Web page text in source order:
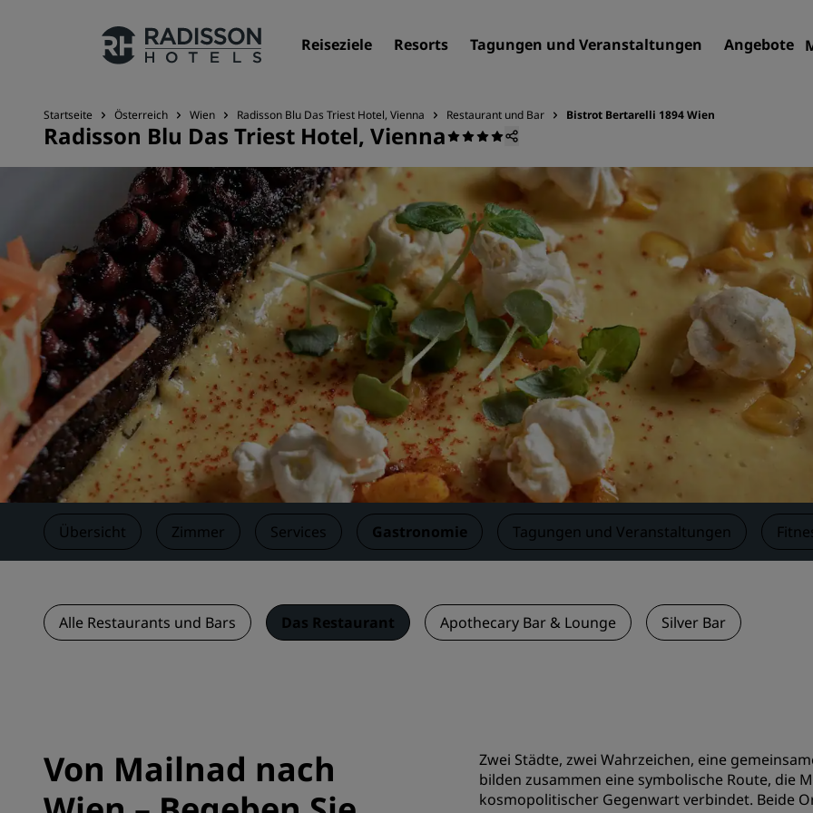
Reiseziele Resorts Tagungen und Veranstaltungen Angebote
Unsere Marken
Marken von Radisson Hotels
Verbundene Marken in China
Reiseziele
Resorts
Serviced Apartments
Flughafenhotels
Neue und geplante Hotels
Tagungen und
Veranstaltungen
Entdecken Sie Radisson
Einen Meetingraum buchen
Fordern Sie ein Angebot an
Veranstaltungsorte
Branchenlösungen
Flüge suchen
Restaurants
Radisson Hotels App
Startseite Österreich Wien Radisson Blu Das Triest Hotel, Vienna Restaurant und Bar Bistrot Bertarelli 1894 Wien
Radisson Blu Das Triest Hotel, Vienna
Übersicht Zimmer Services Gastronomie Tagungen und Veranstaltungen
Alle Restaurants und Bars Das Restaurant Apothecary Bar & Lounge Silver Bar
Von Mailnad nach
Zwei Städte, zwei Wahrzeichen, eine
bilden zusammen eine symbolische Route, die
kosmopolitischer Gegenwart verbindet. Beide